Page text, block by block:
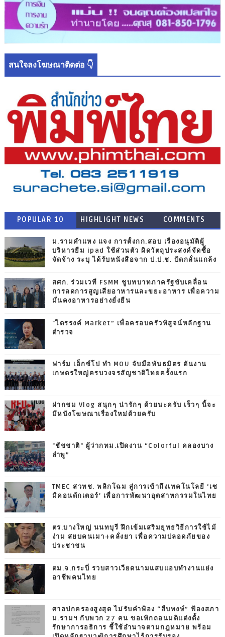
สนใจลงโฆษณาติดต่อ 👇
POPULAR 10 HIGHLIGHT NEWS COMMENTS
ม.รามคำแหง แจง การตั้งกก.สอบ เรื่องอนุมัติผู้
บริหารยืม ipad ใช้ส่วนตัว ผิดวัตถุประสงค์จัดซื้อ
จัดจ้าง ระบุ ได้รับหนังสือจาก ป.ป.ช. ปัดกลั่นแกล้ง
สศก. ร่วมเวที FSMM ชูบทบาทภาครัฐขับเคลื่อน
การลดการสูญเสียอาหารและขยะอาหาร เพื่อความ
มั่นคงอาหารอย่างยั่งยืน
"ไตรรงค์ Market” เพื่อครอบครัวพิสูจน์หลักฐาน
ตำรวจ
ฟาร์ม เอ็กซ์โป ทำ MOU จับมือพันธมิตร ดันงาน
เกษตรใหญ่ครบวงจรสัญชาติไทยครั้งแรก
ฝากชม Vlog สนุกๆ น่ารักๆ ด้วยนะครับ เร็วๆ นี้จะ
มีหนังโฆษณาเรื่องใหม่ด้วยครับ
"ชัชชาติ" ผู้ว่ากทม.เปิดงาน “Colorful คลองบาง
ลำพู”
TMEC สวทช. พลิกโฉม สู่การเข้าถึงเทคโนโลยี ‘เซ
มิคอนดักเตอร์’ เพื่อการพัฒนาอุตสาหกรรมในไทย
ตร.บางใหญ่ นนทบุรี ฝึกเข้มเสริมยุทธวิธีการใช้ไม้
ง่าม สยบคนเมา+คลั่งยา เพื่อความปลอดภัยของ
ประชาชน
ตม.จ.กระบี่ รวบสาวเวียดนามแสบแอบทำงานแย่ง
อาชีพคนไทย
ศาลปกครองสูงสุด ไม่รับคำฟ้อง “สืบพงษ์” ฟ้องสภา
ม.รามฯ กับพวก 27 คน ขอเพิกถอนมติแต่งตั้ง
รักษาการอธิการ ชี้ใช้อำนาจตามกฎหมาย พร้อม